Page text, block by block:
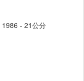
- 21公分